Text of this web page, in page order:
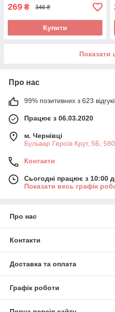
269 ₴ 346 ₴
Купити
Показати
Про нас
99% позитивних з 623
Працює з 06.03.2020
м. Чернівці
Бульвар Героїв Крут, 5Б,
Контакти
Сьогодні працює з 10:00
Показати весь графік
Про нас
Контакти
Доставка та оплата
Графік роботи